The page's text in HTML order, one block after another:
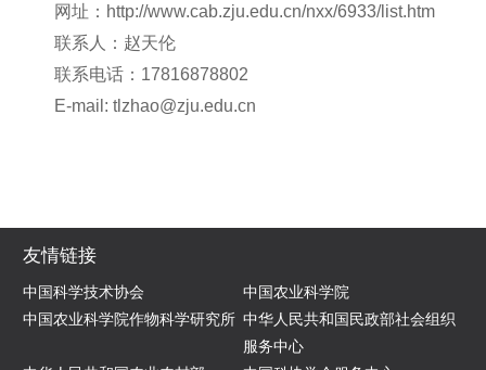
网址：http://www.cab.zju.edu.cn/nxx/6933/list.htm
联系人：赵天伦
联系电话：17816878802
E-mail: tlzhao@zju.edu.cn
友情链接
中国科学技术协会
中国农业科学院
中国农业科学院作物科学研究所 中华人民共和国民政部社会组织
服务中心